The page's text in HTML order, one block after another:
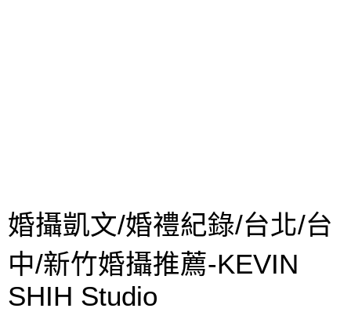
婚攝凱文/婚禮紀錄/台北/台
中/新竹婚攝推薦-KEVIN
SHIH Studio